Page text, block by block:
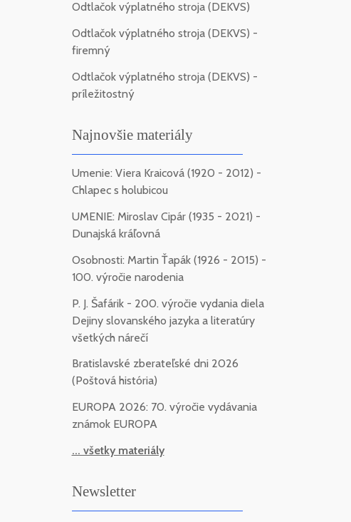
Odtlačok výplatného stroja (DEKVS)
Odtlačok výplatného stroja (DEKVS) -
firemný
Odtlačok výplatného stroja (DEKVS) -
príležitostný
Najnovšie materiály
Umenie: Viera Kraicová (1920 - 2012) -
Chlapec s holubicou
UMENIE: Miroslav Cipár (1935 - 2021) -
Dunajská kráľovná
Osobnosti: Martin Ťapák (1926 - 2015) -
100. výročie narodenia
P. J. Šafárik - 200. výročie vydania diela
Dejiny slovanského jazyka a literatúry
všetkých nárečí
Bratislavské zberateľské dni 2026
(Poštová história)
EUROPA 2026: 70. výročie vydávania
známok EUROPA
... všetky materiály
Newsletter